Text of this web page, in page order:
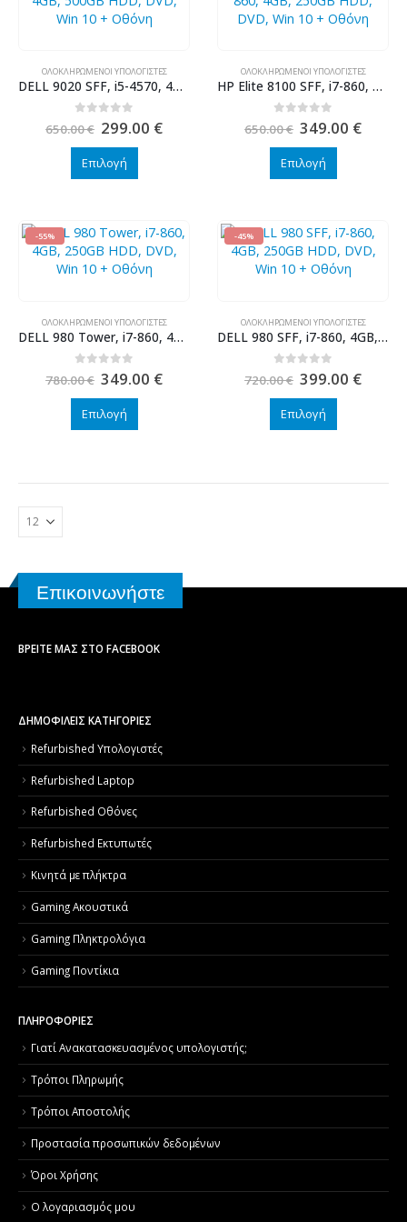
ΟΛΟΚΛΗΡΩΜΈΝΟΙ ΥΠΟΛΟΓΙΣΤΈΣ
DELL 9020 SFF, i5-4570, 4GB, 500GB HDD, DVD, Win 10 + Οθόνη
out of 5
650.00€ Original
was:
650.00 €.
299.00 €Η
Επιλογή
ΟΛΟΚΛΗΡΩΜΈΝΟΙ ΥΠΟΛΟΓΙΣΤΈΣ
HP Elite 8100 SFF, i7-860, 4GB, 250GB HDD, DVD, Win 10 + Οθόνη
out of 5
650.00€ Original
was:
650.00 €.
349.00 €Η
Επιλογή
-55%
ΟΛΟΚΛΗΡΩΜΈΝΟΙ ΥΠΟΛΟΓΙΣΤΈΣ
DELL 980 Tower, i7-860, 4GB, 250GB HDD, DVD, Win 10 + Οθόνη
out of 5
780.00€ Original
was:
780.00 €.
349.00 €Η
Επιλογή
-45%
ΟΛΟΚΛΗΡΩΜΈΝΟΙ ΥΠΟΛΟΓΙΣΤΈΣ
DELL 980 SFF, i7-860, 4GB, 250GB HDD, DVD, Win 10 + Οθόνη
out of 5
720.00€ Original
was:
720.00 €.
399.00 €Η
Επιλογή
Επικοινωνήστε
ΒΡΕΊΤΕ ΜΑΣ ΣΤΟ FACEBOOK
ΔΗΜΟΦΙΛΕΙΣ ΚΑΤΗΓΟΡΙΕΣ
Refurbished Υπολογιστές
Refurbished Laptop
Refurbished Οθόνες
Refurbished Εκτυπωτές
Κινητά με πλήκτρα
Gaming Ακουστικά
Gaming Πληκτρολόγια
Gaming Ποντίκια
ΠΛΗΡΟΦΟΡΙΕΣ
Γιατί Aνακατασκευασμένος υπολογιστής;
Τρόποι Πληρωμής
Τρόποι Αποστολής
Προστασία προσωπικών δεδομένων
Όροι Χρήσης
Ο λογαριασμός μου